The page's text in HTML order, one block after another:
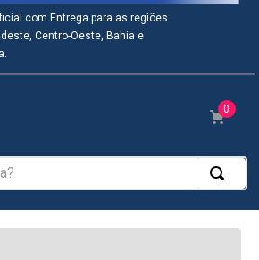
com Entrega para as regiões
Centro-Oeste, Bahia e
0